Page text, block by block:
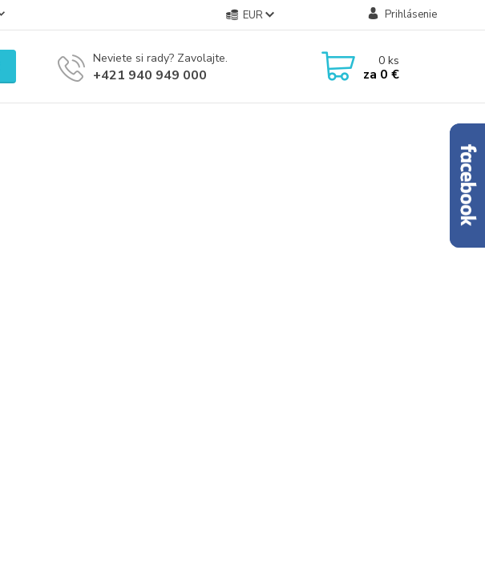
EUR Prihlásenie
Neviete si rady? Zavolajte.
+421 940 949 000
0ks
za 0 €